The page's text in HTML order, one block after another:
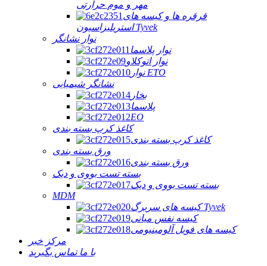
مهر و موم حرارتی
قرقره ها و کیسه های
استریلیزاسیون Tyvek
نوار نشانگر
نوار پلاسما
نوار اتوکلاو
نوار ETO
نشانگر شیمیایی
بخار
پلاسما
EO
کاغذ کرپ بسته بندی
کاغذ کرپ بسته بندی
ورق بسته بندی
ورق بسته بندی
بسته تست بووی و دیک
بسته تست بووی و دیک
MDM
کیسه های سربرگ Tyvek
کیسه نفس میانی
کیسه های فویل آلومینیومی
مرکز خبر
با ما تماس بگیرید